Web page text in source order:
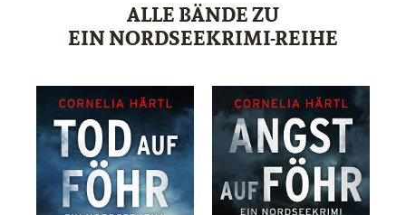
ALLE BÄNDE ZU
EIN NORDSEEKRIMI-REIHE